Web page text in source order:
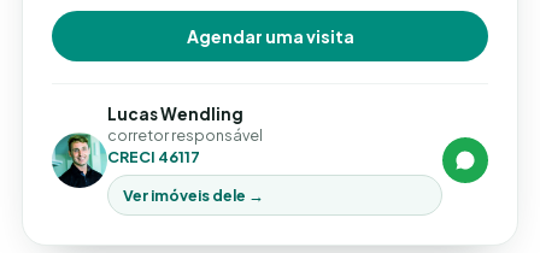
Agendar uma visita
Lucas Wendling
corretor responsável
CRECI 46117
Ver imóveis dele →